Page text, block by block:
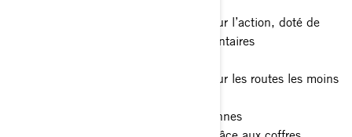
Véhicule d’aventure 3-roues prêt pour l’action, doté de
fonctionnalités de confort supplémentaires
Protection renforcée du véhicule pour les routes les moins
Confort et praticité pour deux personnes